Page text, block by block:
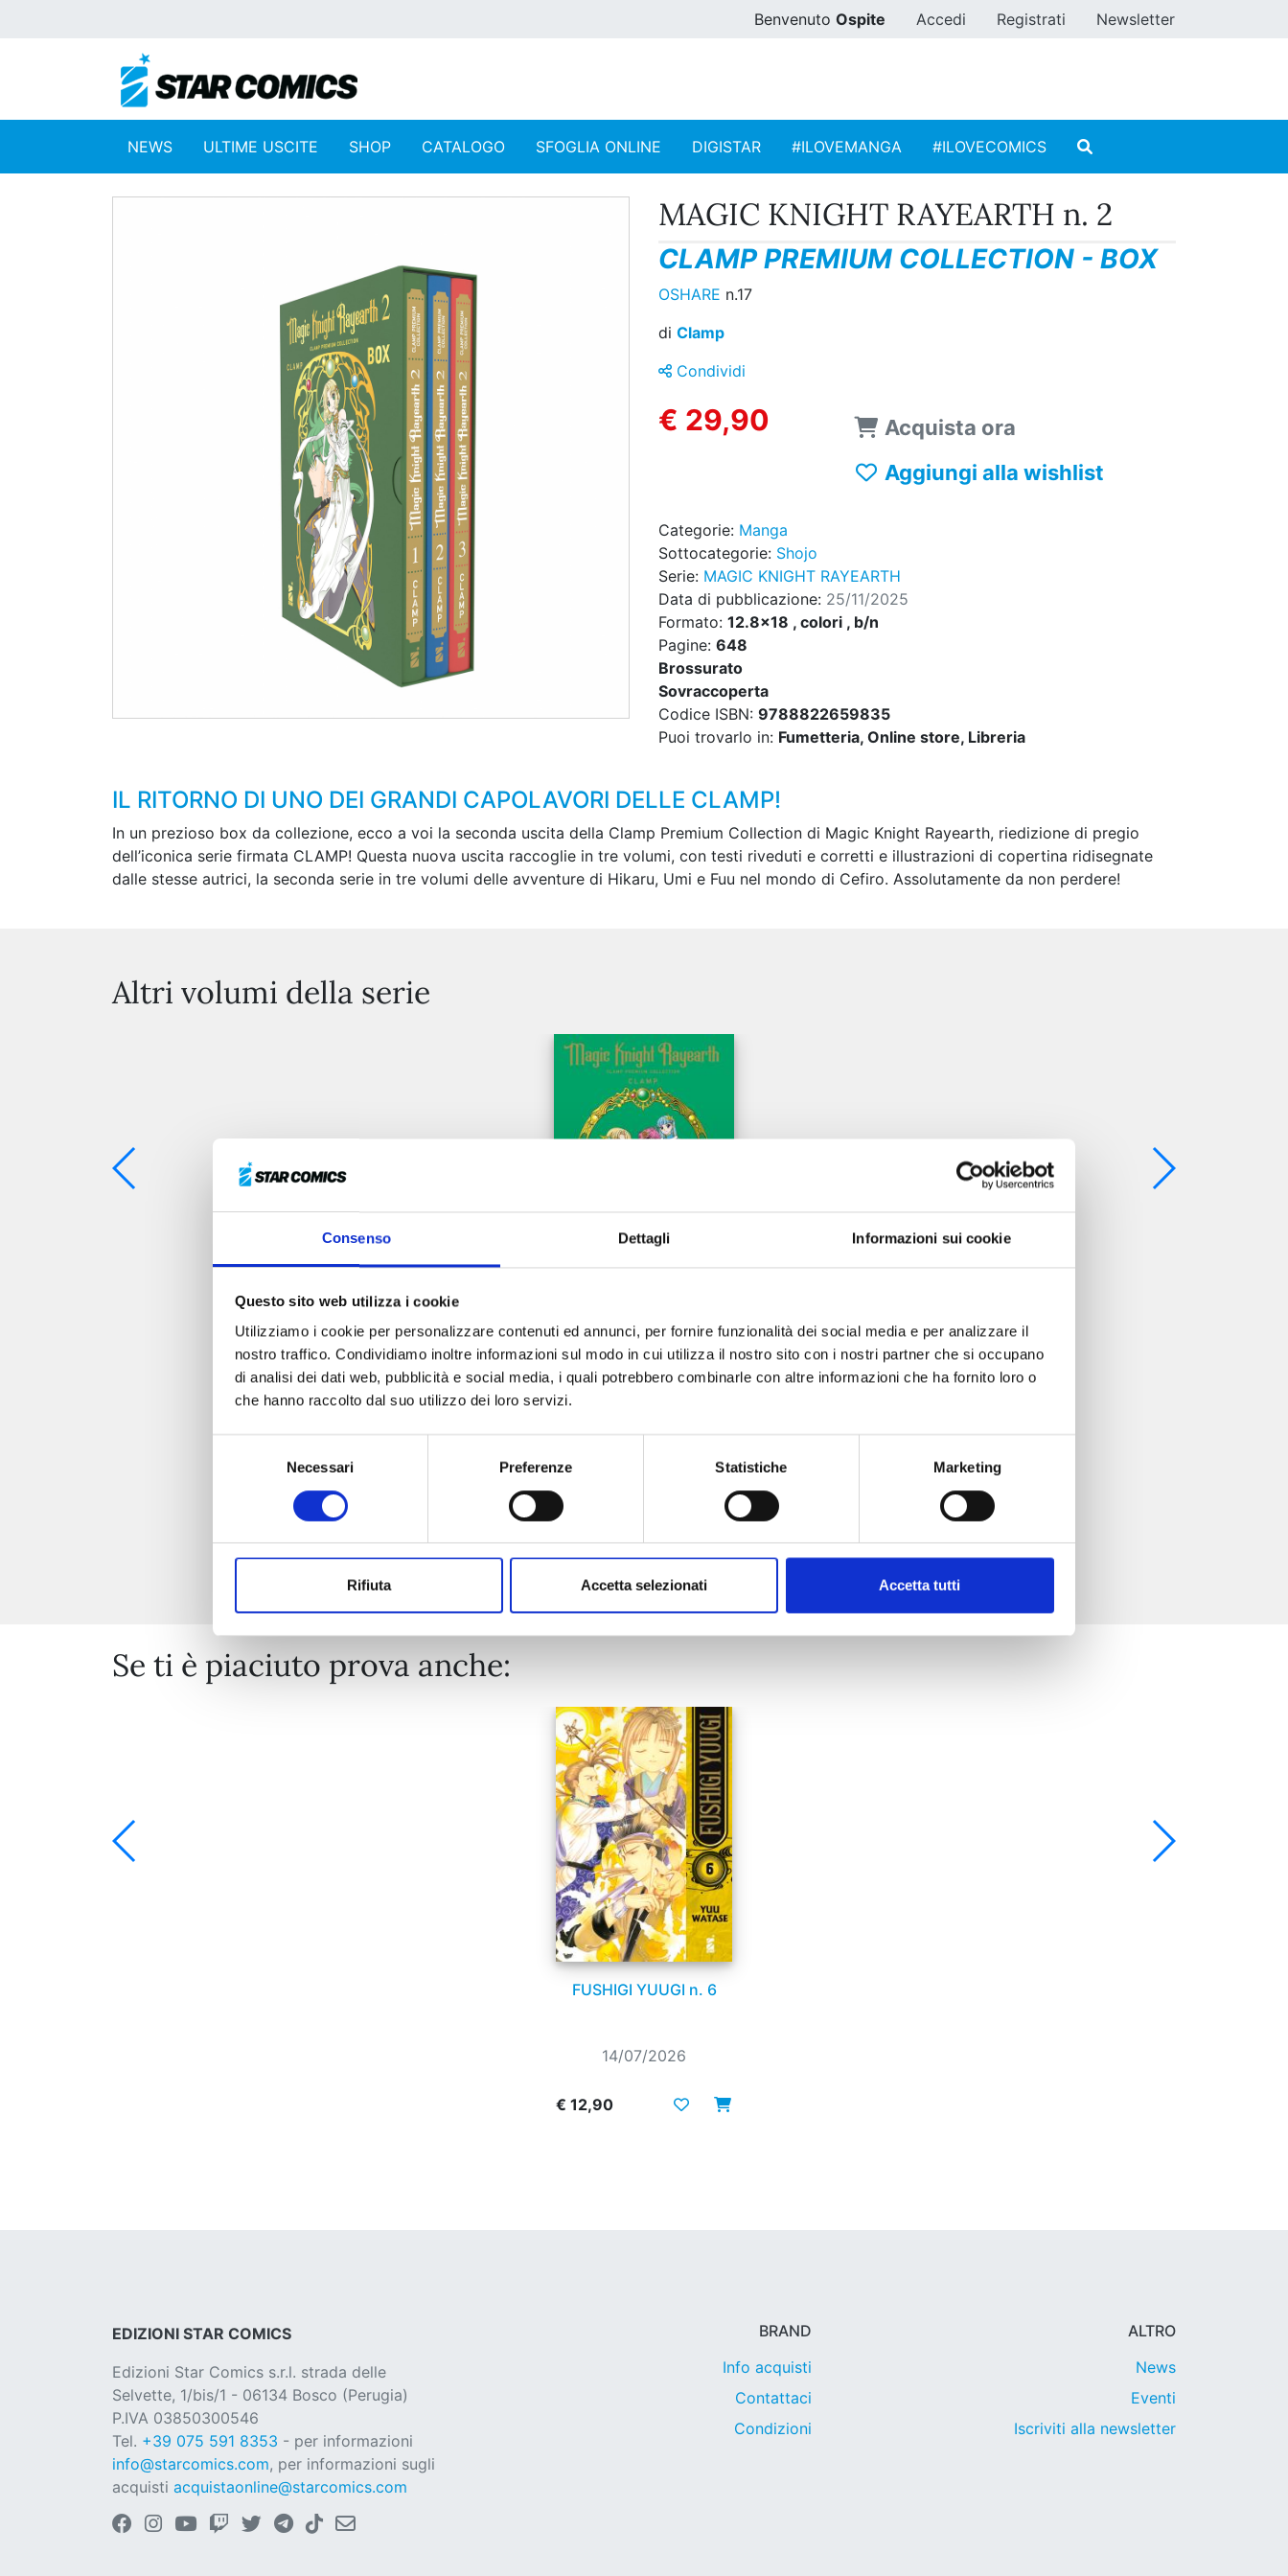
Consenso Dettagli Informazioni sui cookie
Questo sito web utilizza i cookie
Utilizziamo i cookie per personalizzare contenuti ed annunci, per fornire funzionalità dei social media e per analizzare il
nostro traffico. Condividiamo inoltre informazioni sul modo in cui utilizza il nostro sito con i nostri partner che si occupano
di analisi dei dati web, pubblicità e social media, i quali potrebbero combinarle con altre informazioni che ha fornito loro o
che hanno raccolto dal suo utilizzo dei loro servizi.
Necessari Preferenze Statistiche Marketing
Rifiuta Accetta selezionati Accetta tutti
Benvenuto Ospite Accedi Registrati Newsletter
NEWS ULTIME USCITE SHOP CATALOGO SFOGLIA ONLINE DIGISTAR #ILOVEMANGA #ILOVECOMICS
MAGIC KNIGHT RAYEARTH n. 2
CLAMP PREMIUM COLLECTION - BOX
OSHARE n.17
di Clamp
Condividi
€ 29,90
Acquista ora
Aggiungi alla wishlist
Categorie: Manga
Sottocategorie: Shojo
Serie: MAGIC KNIGHT RAYEARTH
Data di pubblicazione: 25/11/2025
Formato: 12.8x18 , colori , b/n
Pagine: 648
Brossurato
Sovraccoperta
Codice ISBN: 9788822659835
Puoi trovarlo in: Fumetteria, Online store, Libreria
IL RITORNO DI UNO DEI GRANDI CAPOLAVORI DELLE CLAMP!
In un prezioso box da collezione, ecco a voi la seconda uscita della Clamp Premium Collection di Magic Knight Rayearth, riedizione di pregio
dell’iconica serie firmata CLAMP! Questa nuova uscita raccoglie in tre volumi, con testi riveduti e corretti e illustrazioni di copertina ridisegnate
dalle stesse autrici, la seconda serie in tre volumi delle avventure di Hikaru, Umi e Fuu nel mondo di Cefiro. Assolutamente da non perdere!
Altri volumi della serie
CLAMP PREMIUM COLLECTION
25/08/2026
€ 9,90
Mostra tutto
Se ti è piaciuto prova anche:
FUSHIGI YUUGI n. 6
14/07/2026
€ 12,90
EDIZIONI STAR COMICS
Edizioni Star Comics s.r.l. strada delle
Selvette, 1/bis/1 - 06134 Bosco (Perugia)
P.IVA 03850300546
Tel. +39 075 591 8353 - per informazioni
info@starcomics.com, per informazioni sugli
acquisti acquistaonline@starcomics.com
BRAND
Info acquisti
Contattaci
Condizioni
ALTRO
News
Eventi
Iscriviti alla newsletter